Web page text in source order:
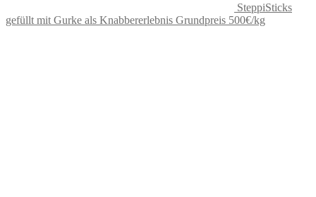
SteppiSticks
gefüllt mit Gurke als Knabbererlebnis Grundpreis 500€/kg